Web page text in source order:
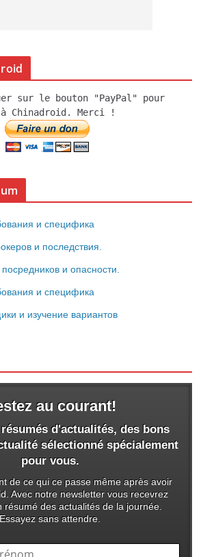
sur le bouton "PayPal" pour
Chinadroid. Merci !
и специфика
и последствия.
и опасности.
и специфика
и изучение вариантов
au courant!
d'actualités, des bons
sélectionné spécialement
pour vous.
de ce qui ce passe même après avoir
Avec notre newsletter vous recevrez
résumé des actualités de la journée.
Essayez sans attendre.